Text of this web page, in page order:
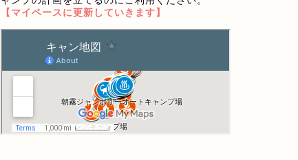
【マイペースに更新していきます】